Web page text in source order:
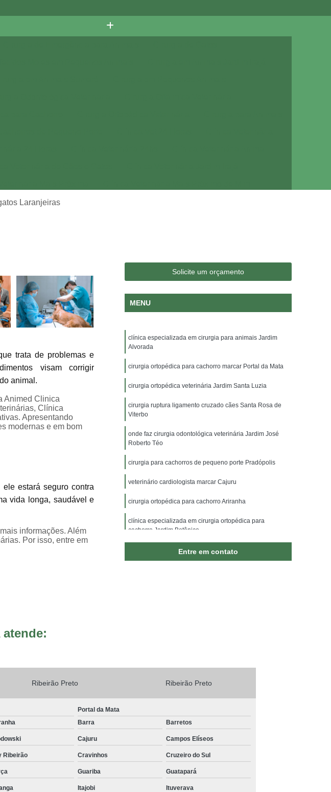
Veterinária Perto de Mim
Consulta Veterinária para Gatos
Sumaré
Veterinária Dermatologista
Neurologista
Veterinária Oftalmologista
Veterinária Oncologista
Veterinário Gastroenterologista Sumaré
Hematologista
Veterinário Nutrólogo
Ecocardiograma Veterinário
Exame de Urina Veterinário
Exame Veterinário Jardim Irajá
Exame Veterinário Sumaré
Pet
Exames Laboratoriais Veterinários
Internação 24 Horas para Animais
Internação para Animais Jardim Irajá
Internação para Cachorros
Internação para Cães
para Cães e Gatos
Internação para Gato
Internação para Gatos
Internação Veterinária 24 Horas
Felv
Vacina Importada para Cachorro
Vacina para Animal
Vacina para Animal Sumaré
Laranjeiras
trata de problemas e
visam corrigir
animal.
Animed Clinica
Clínica
Apresentando
modernas e em bom
estará seguro contra
vida longa, saudável e
informações. Além
Por isso, entre em
Solicite um orçamento
MENU
clínica especializada em cirurgia para animais Jardim
Alvorada
cirurgia ortopédica para cachorro marcar Portal da Mata
cirurgia ortopédica veterinária Jardim Santa Luzia
cirurgia ruptura ligamento cruzado cães Santa Rosa de
Viterbo
onde faz cirurgia odontológica veterinária Jardim José
Roberto Téo
cirurgia para cachorros de pequeno porte Pradópolis
veterinário cardiologista marcar Cajuru
cirurgia ortopédica para cachorro Ariranha
clínica especializada em cirurgia ortopédica para
cachorro Jardim Botânico
cirurgia ortopédica veterinária agendar Vivendas da Mata
Entre em contato
atende:
Ribeirão Preto Ribeirão Preto
Portal da Mata
Barra Barretos
Cajuru Campos Elíseos
Ribeirão Cravinhos Cruzeiro do Sul
Guariba Guatapará
Itajobi Ituverava